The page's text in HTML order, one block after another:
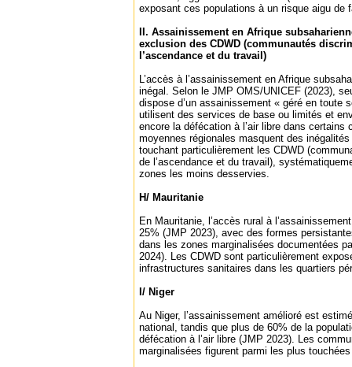
exposant ces populations à un risque aigu de
II. Assainissement en Afrique
exclusion des CDWD (communautés
l’ascendance et du travail)
L’accès à l’assainissement en Afrique
inégal. Selon le JMP OMS/UNICEF (2023),
dispose d’un assainissement « géré en toute
utilisent des services de base ou limités et
encore la défécation à l’air libre dans certains
moyennes régionales masquent des
touchant particulièrement les CDWD
de l’ascendance et du travail),
zones les moins desservies.
H/ Mauritanie
En Mauritanie, l’accès rural à
25% (JMP 2023), avec des formes
dans les zones marginalisées documentées
2024). Les CDWD sont particulièrement
infrastructures sanitaires dans les quartiers
I/ Niger
Au Niger, l’assainissement amélioré est
national, tandis que plus de 60% de la
défécation à l’air libre (JMP 2023). Les
marginalisées figurent parmi les plus